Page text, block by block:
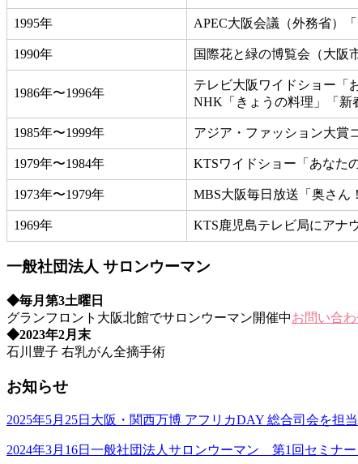
1995年 APEC大阪会議（外務省）
1990年 国際花と緑の博覧会（大阪
1986年〜1996年
テレビ大阪ワイドショー「
NHK「きょうの料理」「新
1985年〜1999年 アジア・ファッション大賞
1979年〜1984年 KTSワイドショー「あなた
1973年〜1979年 MBS大阪毎日放送「奥さん
1969年 KTS鹿児島テレビ局にアナ
一般社団法人 サロンウーマン
◆毎月第3土曜日
グランフロント大阪北館でサロンウーマン開催中お問い合
◆2023年2月末
石川豊子 右乳がん全摘手術
お知らせ
2025年5月25日 大阪・関西万博 アフリカDAY 総合司会を担当
2024年3月16日 一般社団法人サロンウーマン 第1回セミナ